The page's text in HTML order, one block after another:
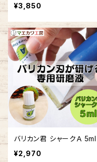
¥3,850
バリカン君 シャークＡ 5ml
¥2,970